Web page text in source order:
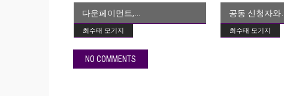
최수태 모기지
다운페이먼트,
최수태 모기지
공동 신청자와
NO COMMENTS